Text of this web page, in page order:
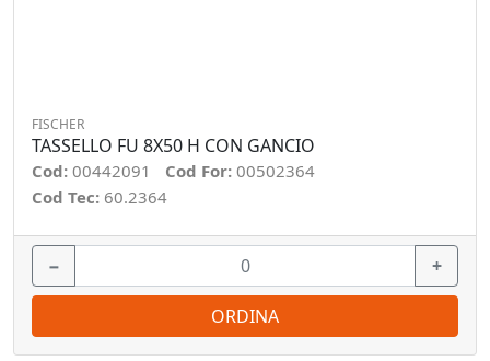
FISCHER
TASSELLO FU 8X50 H CON GANCIO
Cod: 00442091 Cod For: 00502364
Cod Tec: 60.2364
− +
ORDINA